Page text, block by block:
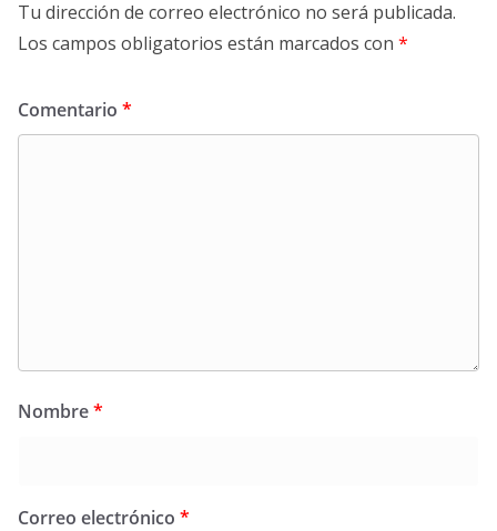
Tu dirección de correo electrónico no será publicada.
Los campos obligatorios están marcados con *
Comentario *
Nombre*
Correo electrónico *